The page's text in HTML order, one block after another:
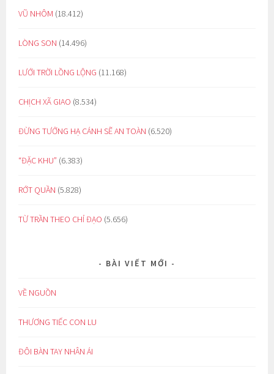
VŨ NHÔM (18.412)
LÒNG SON (14.496)
LƯỚI TRỜI LỒNG LỘNG (11.168)
CHỊCH XÃ GIAO (8.534)
ĐỪNG TƯỞNG HẠ CÁNH SẼ AN TOÀN (6.520)
“ĐẶC KHU” (6.383)
RỚT QUẦN (5.828)
TỪ TRẦN THEO CHỈ ĐẠO (5.656)
BÀI VIẾT MỚI
VỀ NGUỒN
THƯƠNG TIẾC CON LU
ĐÔI BÀN TAY NHÂN ÁI